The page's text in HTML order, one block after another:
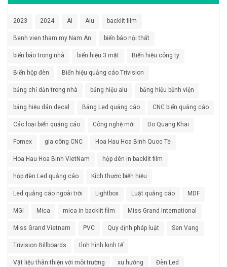
2023 2024 AI Alu backlit film
Benh vien tham my Nam An biển báo nội thất
biển báo trong nhà biển hiệu 3 mặt Biển hiệu công ty
Biển hộp đèn Biển hiệu quảng cáo Trivision
bảng chỉ dẫn trong nhà bảng hiệu alu bảng hiệu bệnh viện
bảng hiệu dán decal Bảng Led quảng cáo CNC biển quảng cáo
Các loại biển quảng cáo Công nghệ mới Do Quang Khai
Fomex gia công CNC Hoa Hau Hoa Binh Quoc Te
Hoa Hau Hoa Binh VietNam hộp đèn in backlit film
hộp đèn Led quảng cáo Kích thước biển hiệu
Led quảng cáo ngoài trời Lightbox Luật quảng cáo MDF
MGI Mica mica in backlit film Miss Grand International
Miss Grand Vietnam PVC Quy định pháp luật Sen Vang
Trivision Billboards tình hình kinh tế
Vật liệu thân thiện với môi trường xu hướng Đèn Led